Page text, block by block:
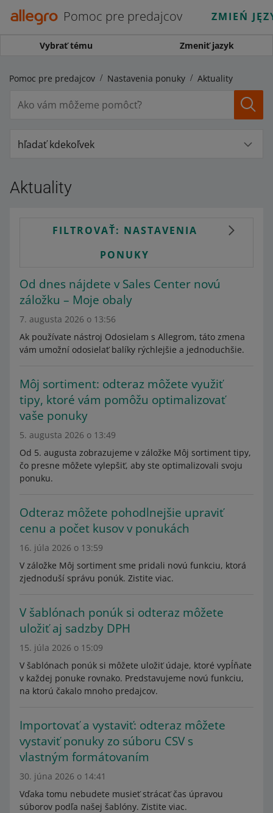
Pomoc pre predajcov ZMIEŃ
Vybrať tému Zmeniť jazyk
Pomoc pre predajcov Nastavenia ponuky Aktuality
hľadať kdekoľvek
Aktuality
FILTROVAŤ: NASTAVENIA
PONUKY
Od dnes nájdete v Sales Center novú
záložku – Moje obaly
7. augusta 2026 o 13:56
Ak používate nástroj Odosielam s Allegrom, táto zmena
vám umožní odosielať balíky rýchlejšie a jednoduchšie.
Môj sortiment: odteraz môžete využiť
tipy, ktoré vám pomôžu optimalizovať
vaše ponuky
5. augusta 2026 o 13:49
Od 5. augusta zobrazujeme v záložke Môj sortiment tipy,
čo presne môžete vylepšiť, aby ste optimalizovali svoju
ponuku.
Odteraz môžete pohodlnejšie upraviť
cenu a počet kusov v ponukách
16. júla 2026 o 13:59
V záložke Môj sortiment sme pridali novú funkciu, ktorá
zjednoduší správu ponúk. Zistite viac.
V šablónach ponúk si odteraz môžete
uložiť aj sadzby DPH
15. júla 2026 o 15:09
V šablónach ponúk si môžete uložiť údaje, ktoré vypĺňate
v každej ponuke rovnako. Predstavujeme novú funkciu,
na ktorú čakalo mnoho predajcov.
Importovať a vystaviť: odteraz môžete
vystaviť ponuky zo súboru CSV s
vlastným formátovaním
30. júna 2026 o 14:41
Vďaka tomu nebudete musieť strácať čas úpravou
súborov podľa našej šablóny. Zistite viac.